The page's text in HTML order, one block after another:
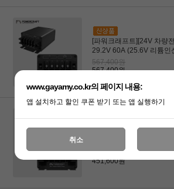
[파워크래프트][24V 차량
29.2V 60A (25.6V 리튬인
(24V트럭, 무시동에어컨)
567,400원
567,400원
[파워크래프트][24V 차량
29.2V 40A (25.6V 리튬인
(24V트럭, 무시동에어컨)
451,600원
451,600원
www.gayamy.co.kr의 페이지 내용:
앱 설치하고 할인 쿠폰 받기 또는 앱 실행하기
취소